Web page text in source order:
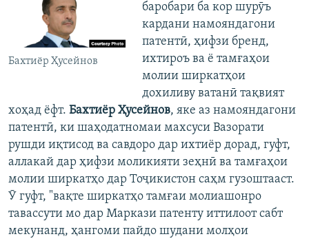
Бахтиёр Ҳусейнов
баробари ба кор шурӯъ
кардани намояндагони
патентӣ, ҳифзи бренд,
ихтироъ ва ё тамғаҳои
молии ширкатҳои
дохиливу ватанӣ тақвият
хоҳад ёфт. Бахтиёр Ҳусейнов, яке аз намояндагони
патентӣ, ки шаҳодатномаи махсуси Вазорати
рушди иқтисод ва савдоро дар ихтиёр дорад, гуфт,
аллакай дар ҳифзи моликияти зеҳнӣ ва тамғаҳои
молии ширкатҳо дар Тоҷикистон саҳм гузоштааст.
Ӯ гуфт, "вақте ширкатҳо тамғаи молиашонро
тавассути мо дар Маркази патенту иттилоот сабт
мекунанд, ҳангоми пайдо шудани молҳои